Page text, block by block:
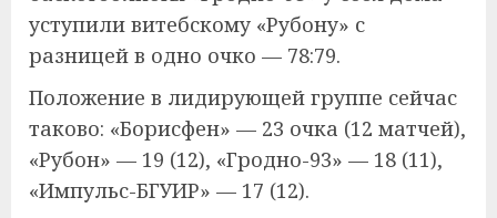
уступили витебскому «Рубону» с
разницей в одно очко — 78:79.
Положение в лидирующей группе сейчас
таково: «Борисфен» — 23 очка (12 матчей),
«Рубон» — 19 (12), «Гродно-93» — 18 (11),
«Импульс-БГУИР» — 17 (12).